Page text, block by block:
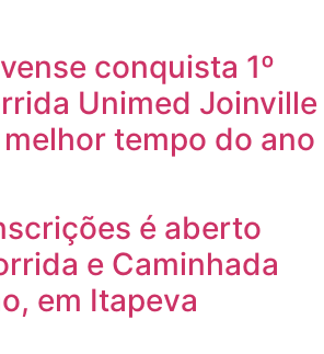
conquista 1º
Unimed Joinville
tempo do ano
é aberto
e Caminhada
em Itapeva